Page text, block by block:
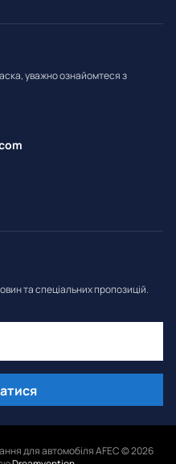
уважно ознайомтеся з
та спеціальних пропозицій.
для автомобіля AFEC © 2026